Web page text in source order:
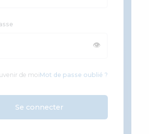
👁️
de moiMot de passe oublié ?
Se connecter